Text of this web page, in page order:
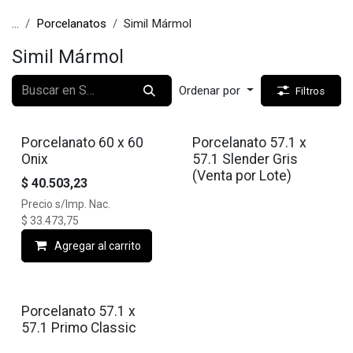
... Porcelanatos Simil Mármol
Simil Mármol
Ordenar por Filtros
Porcelanato 60 x 60
Onix
$ 40.503,23
Precio s/Imp. Nac.
$ 33.473,75
Agregar al carrito
Porcelanato 57.1 x
57.1 Slender Gris
(Venta por Lote)
Porcelanato 57.1 x
57.1 Primo Classic